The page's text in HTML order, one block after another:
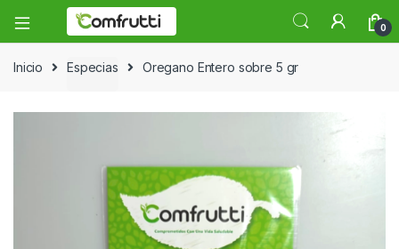
0
Inicio Especias Oregano Entero sobre 5 gr